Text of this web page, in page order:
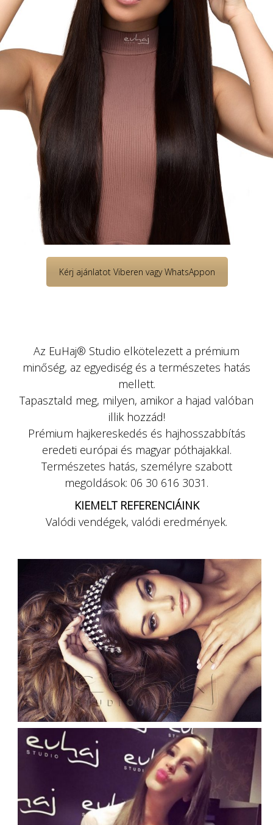
Kérj ajánlatot Viberen vagy WhatsAppon
Az EuHaj® Studio elkötelezett a prémium
minőség, az egyediség és a természetes hatás
mellett.
Tapasztald meg, milyen, amikor a hajad valóban
illik hozzád!
Prémium hajkereskedés és hajhosszabbítás
eredeti európai és magyar póthajakkal.
Természetes hatás, személyre szabott
megoldások: 06 30 616 3031.
KIEMELT REFERENCIÁINK
Valódi vendégek, valódi eredmények.